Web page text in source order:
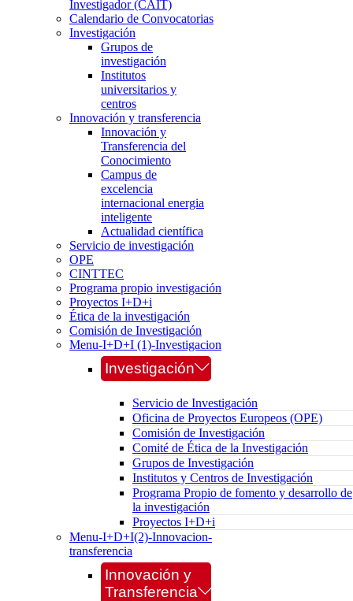
Investigador (CAIT)
Calendario de Convocatorias
Investigación
Grupos de
investigación
Institutos
universitarios y
centros
Innovación y transferencia
Innovación y
Transferencia del
Conocimiento
Campus de
excelencia
internacional energia
inteligente
Actualidad científica
Servicio de investigación
OPE
CINTTEC
Programa propio investigación
Proyectos I+D+i
Ética de la investigación
Comisión de Investigación
Menu-I+D+I (1)-Investigacion
Investigación
Servicio de Investigación
Oficina de Proyectos Europeos (OPE)
Comisión de Investigación
Comité de Ética de la Investigación
Grupos de Investigación
Institutos y Centros de Investigación
Programa Propio de fomento y desarrollo de
la investigación
Proyectos I+D+i
Menu-I+D+I(2)-Innovacion-
transferencia
Innovación y
Transferencia